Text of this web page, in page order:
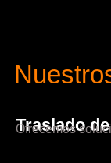
Traslado
Ofrecemos